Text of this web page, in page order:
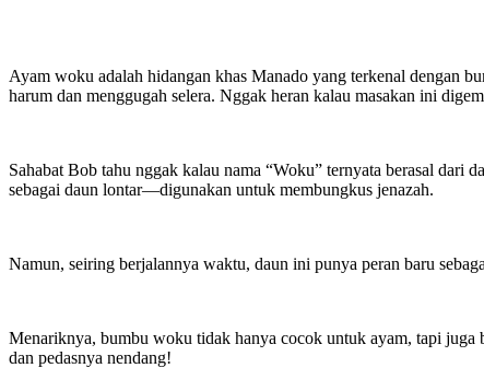
Ayam woku adalah hidangan khas Manado yang terkenal dengan
harum dan menggugah selera. Nggak heran kalau masakan ini
Sahabat Bob tahu nggak kalau nama “Woku” ternyata berasal
sebagai daun lontar—digunakan untuk membungkus jenazah.
Namun, seiring berjalannya waktu, daun ini punya peran baru
Menariknya, bumbu woku tidak hanya cocok untuk ayam, tapi juga
dan pedasnya nendang!